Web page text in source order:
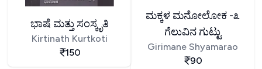
ಭಾಷೆ ಮತ್ತು ಸಂಸ್ಕೃತಿ
Kirtinath Kurtkoti
150
ಮಕ್ಕಳ ಮನೋಲೋಕ -೩
ಗೆಲುವಿನ ಗುಟ್ಟು
Girimane Shyamarao
90